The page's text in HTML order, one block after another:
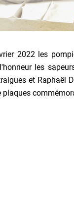
2022 les
les
et Raphaël
plaques